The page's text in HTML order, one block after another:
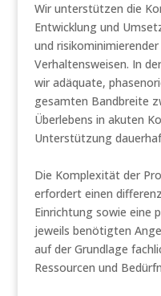
Wir unterstützen die
Entwicklung und
und
Verhaltensweisen. In
wir adäquate,
gesamten Bandbreite
Überlebens in akuten
Unterstützung
Die Komplexität der
erfordert einen
Einrichtung sowie eine
jeweils benötigten
auf der Grundlage
Ressourcen und